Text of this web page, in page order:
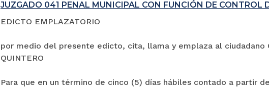
JUZGADO 041 PENAL MUNICIPAL CON FUNCIÓN DE CONTROL
EDICTO EMPLAZATORIO
por medio del presente edicto, cita, llama y emplaza al ciudadano
QUINTERO
Para que en un término de cinco (5) días hábiles contado a partir